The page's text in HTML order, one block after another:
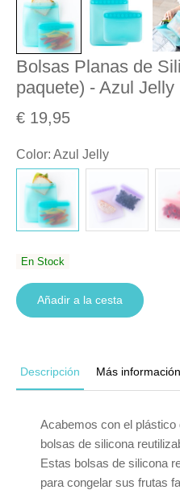
Bolsas Planas de
paquete) - Azul Jelly
€ 19,95
Color: Azul Jelly
En Stock
Añadir a la cesta
Descripción Más información
Acabemos con el plástico
bolsas de silicona
Estas bolsas de silicona
para congelar sus frutas